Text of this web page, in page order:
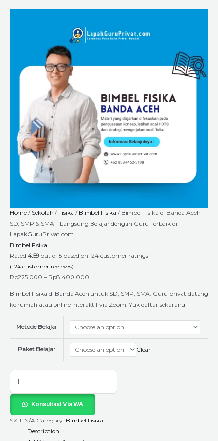
Home / Sekolah / Fisika / Bimbel Fisika / Bimbel Fisika di Banda Aceh
SD, SMP & SMA – Langsung Belajar dengan Guru Terbaik di
LapakGuruPrivat.com
Bimbel Fisika
Rated 4.59 out of 5 based on 124 customer ratings
(124 customer reviews)
Rp225.000 – Rp8.400.000
through
Bimbel Fisika di Banda Aceh untuk SD, SMP, SMA. Guru privat datang
ke rumah atau online interaktif via Zoom. Yuk daftar sekarang
Metode Belajar
Paket Belajar Clear
SMP
dengan
Guru
Terbaik
LapakGuruPrivat.com
Konsultasi Via WA
SKU: N/A Category: Bimbel Fisika
Description